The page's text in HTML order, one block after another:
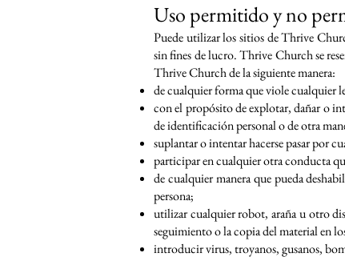
Uso permitido y no
Puede utilizar los sitios de Thrive
sin fines de lucro. Thrive Church se
Thrive Church de la siguiente manera:
de cualquier forma que viole cualquier
con el propósito de explotar, dañar o
de identificación personal o de otra
suplantar o intentar hacerse pasar por
participar en cualquier otra conducta
de cualquier manera que pueda
persona;
utilizar cualquier robot, araña u otro
seguimiento o la copia del material en
introducir virus, troyanos, gusanos,